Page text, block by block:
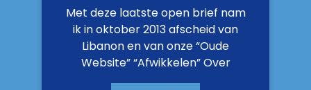
Met deze laatste open brief nam
ik in oktober 2013 afscheid van
Libanon en van onze “Oude
Website” “Afwikkelen” Over